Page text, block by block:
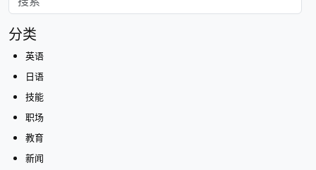
分类
英语
日语
技能
职场
教育
新闻